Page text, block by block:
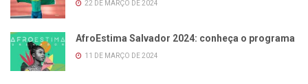
22 DE MARÇO DE 2024
AfroEstima Salvador 2024: conheça o programa
11 DE MARÇO DE 2024